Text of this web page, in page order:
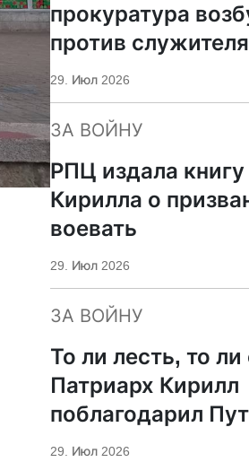
прокуратура
против
29. Июл 2026
ЗА ВОЙНУ
РПЦ издала книгу
Кирилла о
воевать
29. Июл 2026
ЗА ВОЙНУ
То ли лесть, то
Патриарх Кирилл
поблагодарил
защиту
29. Июл 2026